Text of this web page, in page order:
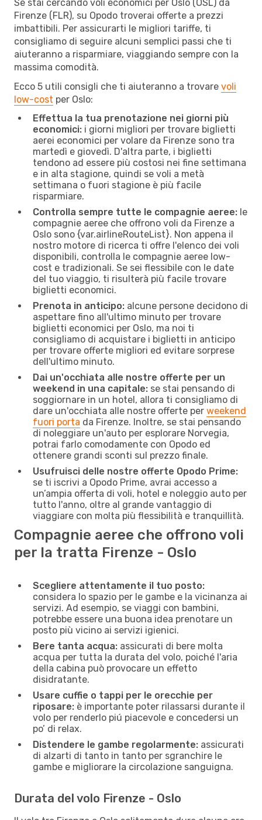
Se stai cercando voli economici per Oslo (OSL) da
Firenze (FLR), su Opodo troverai offerte a prezzi
imbattibili. Per assicurarti le migliori tariffe, ti
consigliamo di seguire alcuni semplici passi che ti
aiuteranno a risparmiare, viaggiando sempre con la
massima comodità.
Ecco 5 utili consigli che ti aiuteranno a trovare voli
low-cost per Oslo:
Effettua la tua prenotazione nei giorni più
economici: i giorni migliori per trovare biglietti
aerei economici per volare da Firenze sono tra
martedì e giovedì. D'altra parte, i biglietti
tendono ad essere più costosi nei fine settimana
e in alta stagione, quindi se voli a metà
settimana o fuori stagione è più facile
risparmiare.
Controlla sempre tutte le compagnie aeree: le
compagnie aeree che offrono voli da Firenze a
Oslo sono {​var.airlineRouteList}. Non appena il
nostro motore di ricerca ti offre l'elenco dei voli
disponibili, controlla le compagnie aeree low-
cost e tradizionali. Se sei flessibile con le date
del tuo viaggio, ti risulterà più facile trovare
biglietti economici.
Prenota in anticipo: alcune persone decidono di
aspettare fino all'ultimo minuto per trovare
biglietti economici per Oslo, ma noi ti
consigliamo di acquistare i biglietti in anticipo
per trovare offerte migliori ed evitare sorprese
dell'ultimo minuto.
Dai un'occhiata alle nostre offerte per un
weekend in una capitale: se stai pensando di
soggiornare in un hotel, allora ti consigliamo di
dare un'occhiata alle nostre offerte per weekend
fuori porta da Firenze. Inoltre, se stai pensando
di noleggiare un'auto per esplorare Norvegia,
potrai farlo comodamente con Opodo ed
ottenere grandi sconti sul prezzo finale.
Usufruisci delle nostre offerte Opodo Prime:
se ti iscrivi a Opodo Prime, avrai accesso a
un’ampia offerta di voli, hotel e noleggio auto per
tutto l'anno, oltre al grande vantaggio di
viaggiare con molta più flessibilità e tranquillità.
Compagnie aeree che offrono voli
per la tratta Firenze - Oslo
Scegliere attentamente il tuo posto:
considera lo spazio per le gambe e la vicinanza ai
servizi. Ad esempio, se viaggi con bambini,
potrebbe essere una buona idea prenotare un
posto più vicino ai servizi igienici.
Bere tanta acqua: assicurati di bere molta
acqua per tutta la durata del volo, poiché l'aria
della cabina può provocare un effetto
disidratante.
Usare cuffie o tappi per le orecchie per
riposare: è importante poter rilassarsi durante il
volo per renderlo piú piacevole e concedersi un
po’ di relax.
Distendere le gambe regolarmente: assicurati
di alzarti di tanto in tanto per sgranchire le
gambe e migliorare la circolazione sanguigna.
Durata del volo Firenze - Oslo